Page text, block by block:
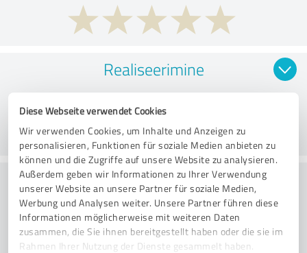
Diese Webseite verwendet Cookies
Wir verwenden Cookies, um Inhalte und Anzeigen zu
personalisieren, Funktionen für soziale Medien anbieten zu
können und die Zugriffe auf unsere Website zu analysieren.
Außerdem geben wir Informationen zu Ihrer Verwendung
unserer Website an unsere Partner für soziale Medien,
Werbung und Analysen weiter. Unsere Partner führen diese
Informationen möglicherweise mit weiteren Daten
zusammen, die Sie ihnen bereitgestellt haben oder die sie im
Rahmen Ihrer Nutzung der Dienste gesammelt haben.
Realiseerimine
Konsultatsioon